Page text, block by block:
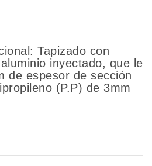
Tapizado con
inyectado, que le
de espesor de sección
(P.P) de 3mm